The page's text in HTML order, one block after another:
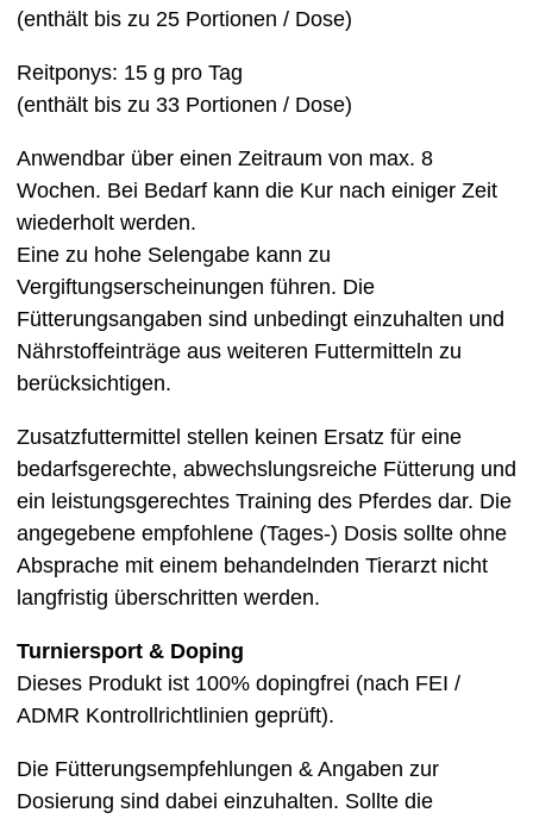
(enthält bis zu 25 Portionen / Dose)
Reitponys: 15 g pro Tag
(enthält bis zu 33 Portionen / Dose)
Anwendbar über einen Zeitraum von max. 8
Wochen. Bei Bedarf kann die Kur nach einiger Zeit
wiederholt werden.
Eine zu hohe Selengabe kann zu
Vergiftungserscheinungen führen. Die
Fütterungsangaben sind unbedingt einzuhalten und
Nährstoffeinträge aus weiteren Futtermitteln zu
berücksichtigen.
Zusatzfuttermittel stellen keinen Ersatz für eine
bedarfsgerechte, abwechslungsreiche Fütterung und
ein leistungsgerechtes Training des Pferdes dar. Die
angegebene empfohlene (Tages-) Dosis sollte ohne
Absprache mit einem behandelnden Tierarzt nicht
langfristig überschritten werden.
Turniersport & Doping
Dieses Produkt ist 100% dopingfrei (nach FEI /
ADMR Kontrollrichtlinien geprüft).
Die Fütterungsempfehlungen & Angaben zur
Dosierung sind dabei einzuhalten. Sollte die